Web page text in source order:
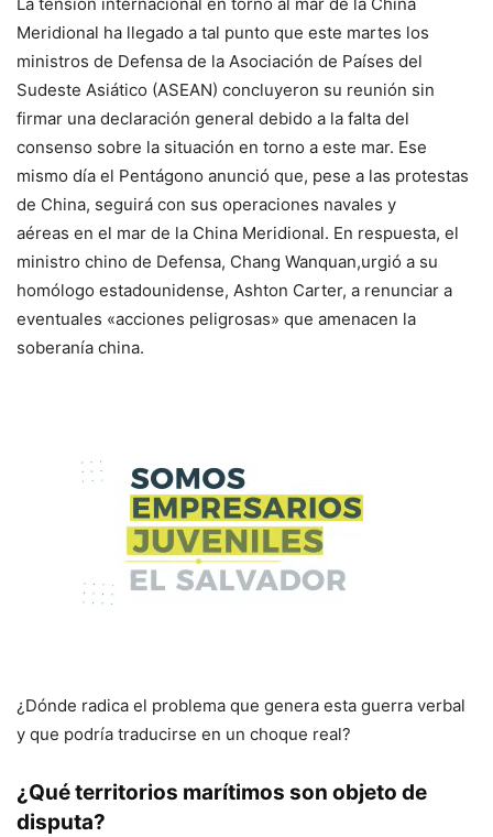
La tensión internacional en torno al mar de la China
Meridional ha llegado a tal punto que este martes los
ministros de Defensa de la Asociación de Países del
Sudeste Asiático (ASEAN) concluyeron su reunión sin
firmar una declaración general debido a la falta del
consenso sobre la situación en torno a este mar. Ese
mismo día el Pentágono anunció que, pese a las protestas
de China, seguirá con sus operaciones navales y
aéreas en el mar de la China Meridional. En respuesta, el
ministro chino de Defensa, Chang Wanquan,urgió a su
homólogo estadounidense, Ashton Carter, a renunciar a
eventuales «acciones peligrosas» que amenacen la
soberanía china.
¿Dónde radica el problema que genera esta guerra verbal
y que podría traducirse en un choque real?
¿Qué territorios marítimos son objeto de
disputa?